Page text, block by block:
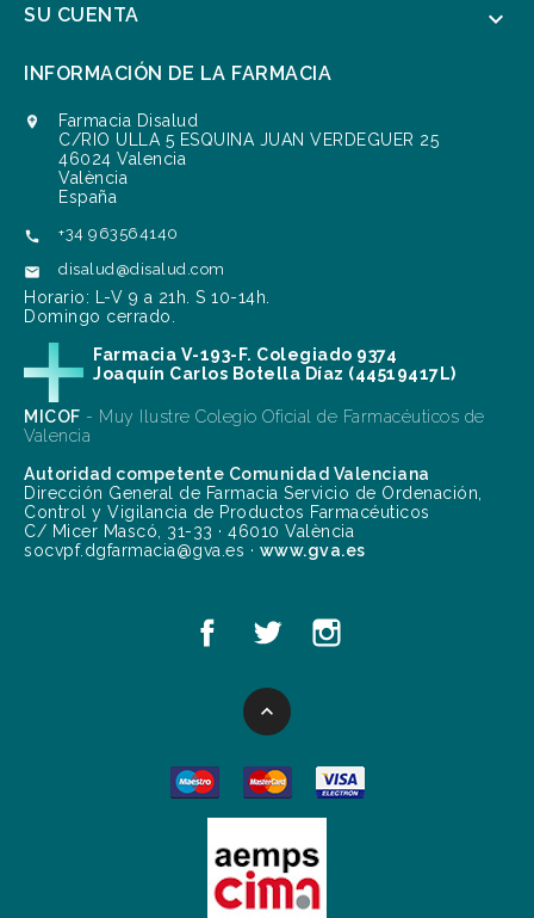
SU CUENTA 
INFORMACIÓN DE LA FARMACIA

Farmacia Disalud
C/RIO ULLA 5 ESQUINA JUAN VERDEGUER 25
46024 Valencia
València
España
 +34 963564140
 disalud@disalud.com
Horario: L-V 9 a 21h. S 10-14h.
Domingo cerrado.
Farmacia V-193-F. Colegiado 9374
Joaquín Carlos Botella Díaz (44519417L)
MICOF - Muy Ilustre Colegio Oficial de Farmacéuticos de
Valencia
Autoridad competente Comunidad Valenciana
Dirección General de Farmacia Servicio de Ordenación,
Control y Vigilancia de Productos Farmacéuticos
C/ Micer Mascó, 31-33 · 46010 València
socvpf.dgfarmacia@gva.es · www.gva.es
